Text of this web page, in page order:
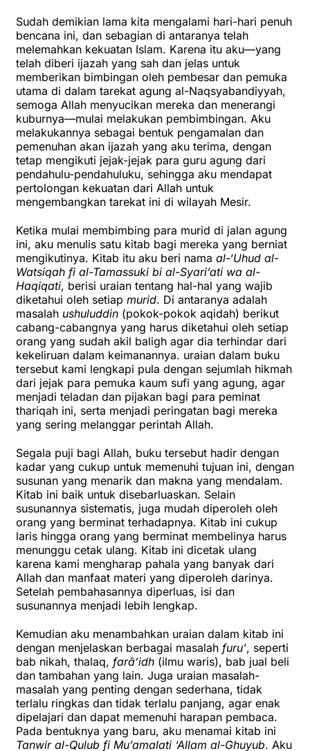
Sudah demikian lama kita mengalami hari-hari penuh
bencana ini, dan sebagian di antaranya telah
melemahkan kekuatan Islam. Karena itu aku—yang
telah diberi ijazah yang sah dan jelas untuk
memberikan bimbingan oleh pembesar dan pemuka
utama di dalam tarekat agung al-Naqsyabandiyyah,
semoga Allah menyucikan mereka dan menerangi
kuburnya—mulai melakukan pembimbingan. Aku
melakukannya sebagai bentuk pengamalan dan
pemenuhan akan ijazah yang aku terima, dengan
tetap mengikuti jejak-jejak para guru agung dari
pendahulu-pendahuluku, sehingga aku mendapat
pertolongan kekuatan dari Allah untuk
mengembangkan tarekat ini di wilayah Mesir.
Ketika mulai membimbing para murid di jalan agung
ini, aku menulis satu kitab bagi mereka yang berniat
mengikutinya. Kitab itu aku beri nama al-‘Uhud al-
Watsiqah fi al-Tamassuki bi al-Syari’ati wa al-
Haqiqati, berisi uraian tentang hal-hal yang wajib
diketahui oleh setiap murid. Di antaranya adalah
masalah ushuluddin (pokok-pokok aqidah) berikut
cabang-cabangnya yang harus diketahui oleh setiap
orang yang sudah akil baligh agar dia terhindar dari
kekeliruan dalam keimanannya. uraian dalam buku
tersebut kami lengkapi pula dengan sejumlah hikmah
dari jejak para pemuka kaum sufi yang agung, agar
menjadi teladan dan pijakan bagi para peminat
thariqah ini, serta menjadi peringatan bagi mereka
yang sering melanggar perintah Allah.
Segala puji bagi Allah, buku tersebut hadir dengan
kadar yang cukup untuk memenuhi tujuan ini, dengan
susunan yang menarik dan makna yang mendalam.
Kitab ini baik untuk disebarluaskan. Selain
susunannya sistematis, juga mudah diperoleh oleh
orang yang berminat terhadapnya. Kitab ini cukup
laris hingga orang yang berminat membelinya harus
menunggu cetak ulang. Kitab ini dicetak ulang
karena kami mengharap pahala yang banyak dari
Allah dan manfaat materi yang diperoleh darinya.
Setelah pembahasannya diperluas, isi dan
susunannya menjadi lebih lengkap.
Kemudian aku menambahkan uraian dalam kitab ini
dengan menjelaskan berbagai masalah furu’, seperti
bab nikah, thalaq, farâ’idh (ilmu waris), bab jual beli
dan tambahan yang lain. Juga uraian masalah-
masalah yang penting dengan sederhana, tidak
terlalu ringkas dan tidak terlalu panjang, agar enak
dipelajari dan dapat memenuhi harapan pembaca.
Pada bentuknya yang baru, aku menamai kitab ini
Tanwir al-Qulub fi Mu’amalati ‘Allam al-Ghuyub. Aku